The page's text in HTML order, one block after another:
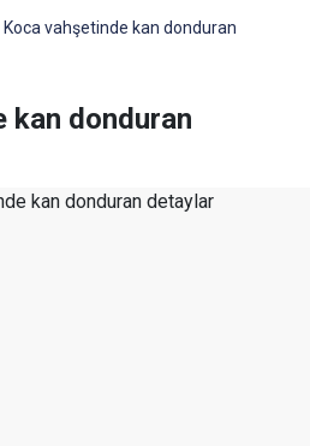
Koca vahşetinde kan donduran
kan donduran